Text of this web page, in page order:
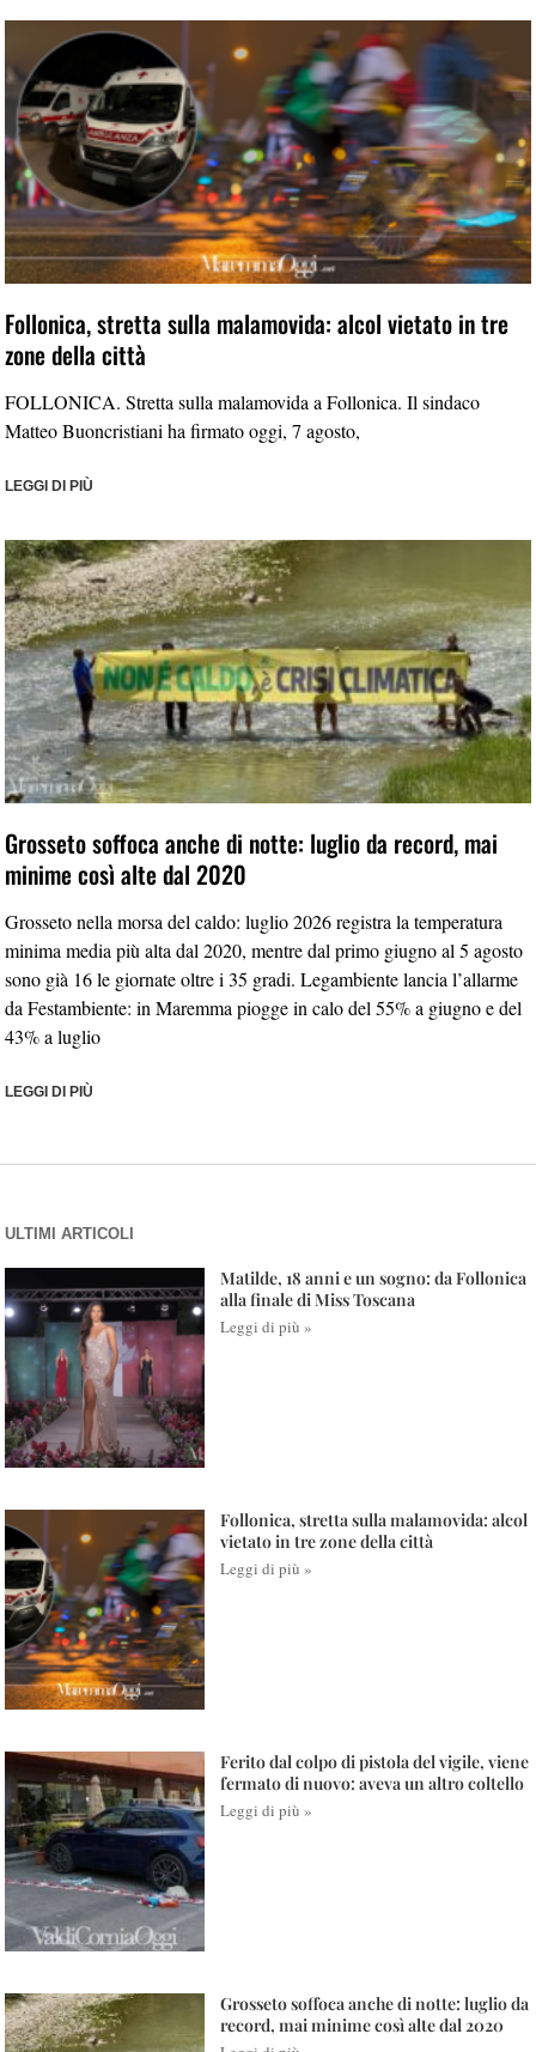
Follonica, stretta sulla malamovida: alcol vietato in tre
zone della città
FOLLONICA. Stretta sulla malamovida a Follonica. Il sindaco
Matteo Buoncristiani ha firmato oggi, 7 agosto,
LEGGI DI PIÙ
Grosseto soffoca anche di notte: luglio da record, mai
minime così alte dal 2020
Grosseto nella morsa del caldo: luglio 2026 registra la temperatura
minima media più alta dal 2020, mentre dal primo giugno al 5 agosto
sono già 16 le giornate oltre i 35 gradi. Legambiente lancia l’allarme
da Festambiente: in Maremma piogge in calo del 55% a giugno e del
43% a luglio
LEGGI DI PIÙ
ULTIMI ARTICOLI
Matilde, 18 anni e un sogno: da Follonica
alla finale di Miss Toscana
Leggi di più »
Follonica, stretta sulla malamovida: alcol
vietato in tre zone della città
Leggi di più »
Ferito dal colpo di pistola del vigile, viene
fermato di nuovo: aveva un altro coltello
Leggi di più »
Grosseto soffoca anche di notte: luglio da
record, mai minime così alte dal 2020